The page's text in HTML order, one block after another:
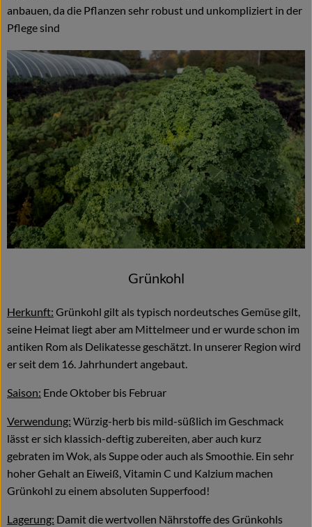
anbauen, da die Pflanzen sehr robust und unkompliziert in der
Pflege sind
Grünkohl
Herkunft: Grünkohl gilt als typisch nordeutsches Gemüse gilt,
seine Heimat liegt aber am Mittelmeer und er wurde schon im
antiken Rom als Delikatesse geschätzt. In unserer Region wird
er seit dem 16. Jahrhundert angebaut.
Saison: Ende Oktober bis Februar
Verwendung: Würzig-herb bis mild-süßlich im Geschmack
lässt er sich klassich-deftig zubereiten, aber auch kurz
gebraten im Wok, als Suppe oder auch als Smoothie. Ein sehr
hoher Gehalt an Eiweiß, Vitamin C und Kalzium machen
Grünkohl zu einem absoluten Supperfood!
Lagerung: Damit die wertvollen Nährstoffe des Grünkohls